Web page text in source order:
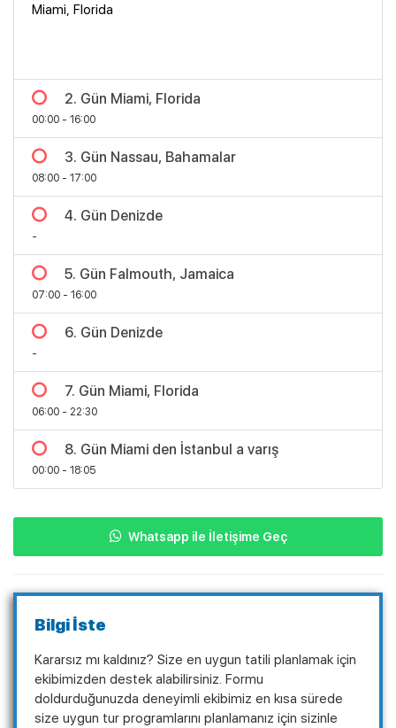
Miami, Florida
2. Gün Miami, Florida
00:00 - 16:00
3. Gün Nassau, Bahamalar
08:00 - 17:00
4. Gün Denizde
-
5. Gün Falmouth, Jamaica
07:00 - 16:00
6. Gün Denizde
-
7. Gün Miami, Florida
06:00 - 22:30
8. Gün Miami den İstanbul a varış
00:00 - 18:05
Whatsapp ile İletişime Geç
Bilgi İste
Kararsız mı kaldınız? Size en uygun tatili planlamak için
ekibimizden destek alabilirsiniz. Formu
doldurduğunuzda deneyimli ekibimiz en kısa sürede
size uygun tur programlarını planlamanız için sizinle